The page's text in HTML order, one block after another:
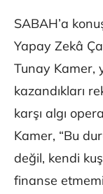
SABAH’a
Yapay Zekâ
Tunay Kamer,
kazandıkları
karşı algı
Kamer, “Bu
değil, kendi
finanse